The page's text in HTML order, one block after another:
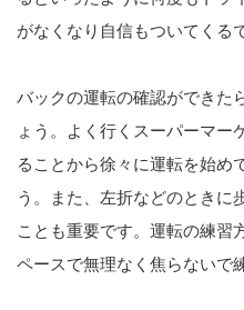
がなくなり自信もついてくる
バックの運転の確認ができた
ょう。よく行くスーパーマー
ることから徐々に運転を始め
う。また、左折などのときに
ことも重要です。運転の練習
ペースで無理なく焦らないで